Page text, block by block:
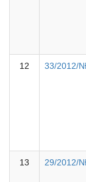
12 33/2012/
13 29/2012/